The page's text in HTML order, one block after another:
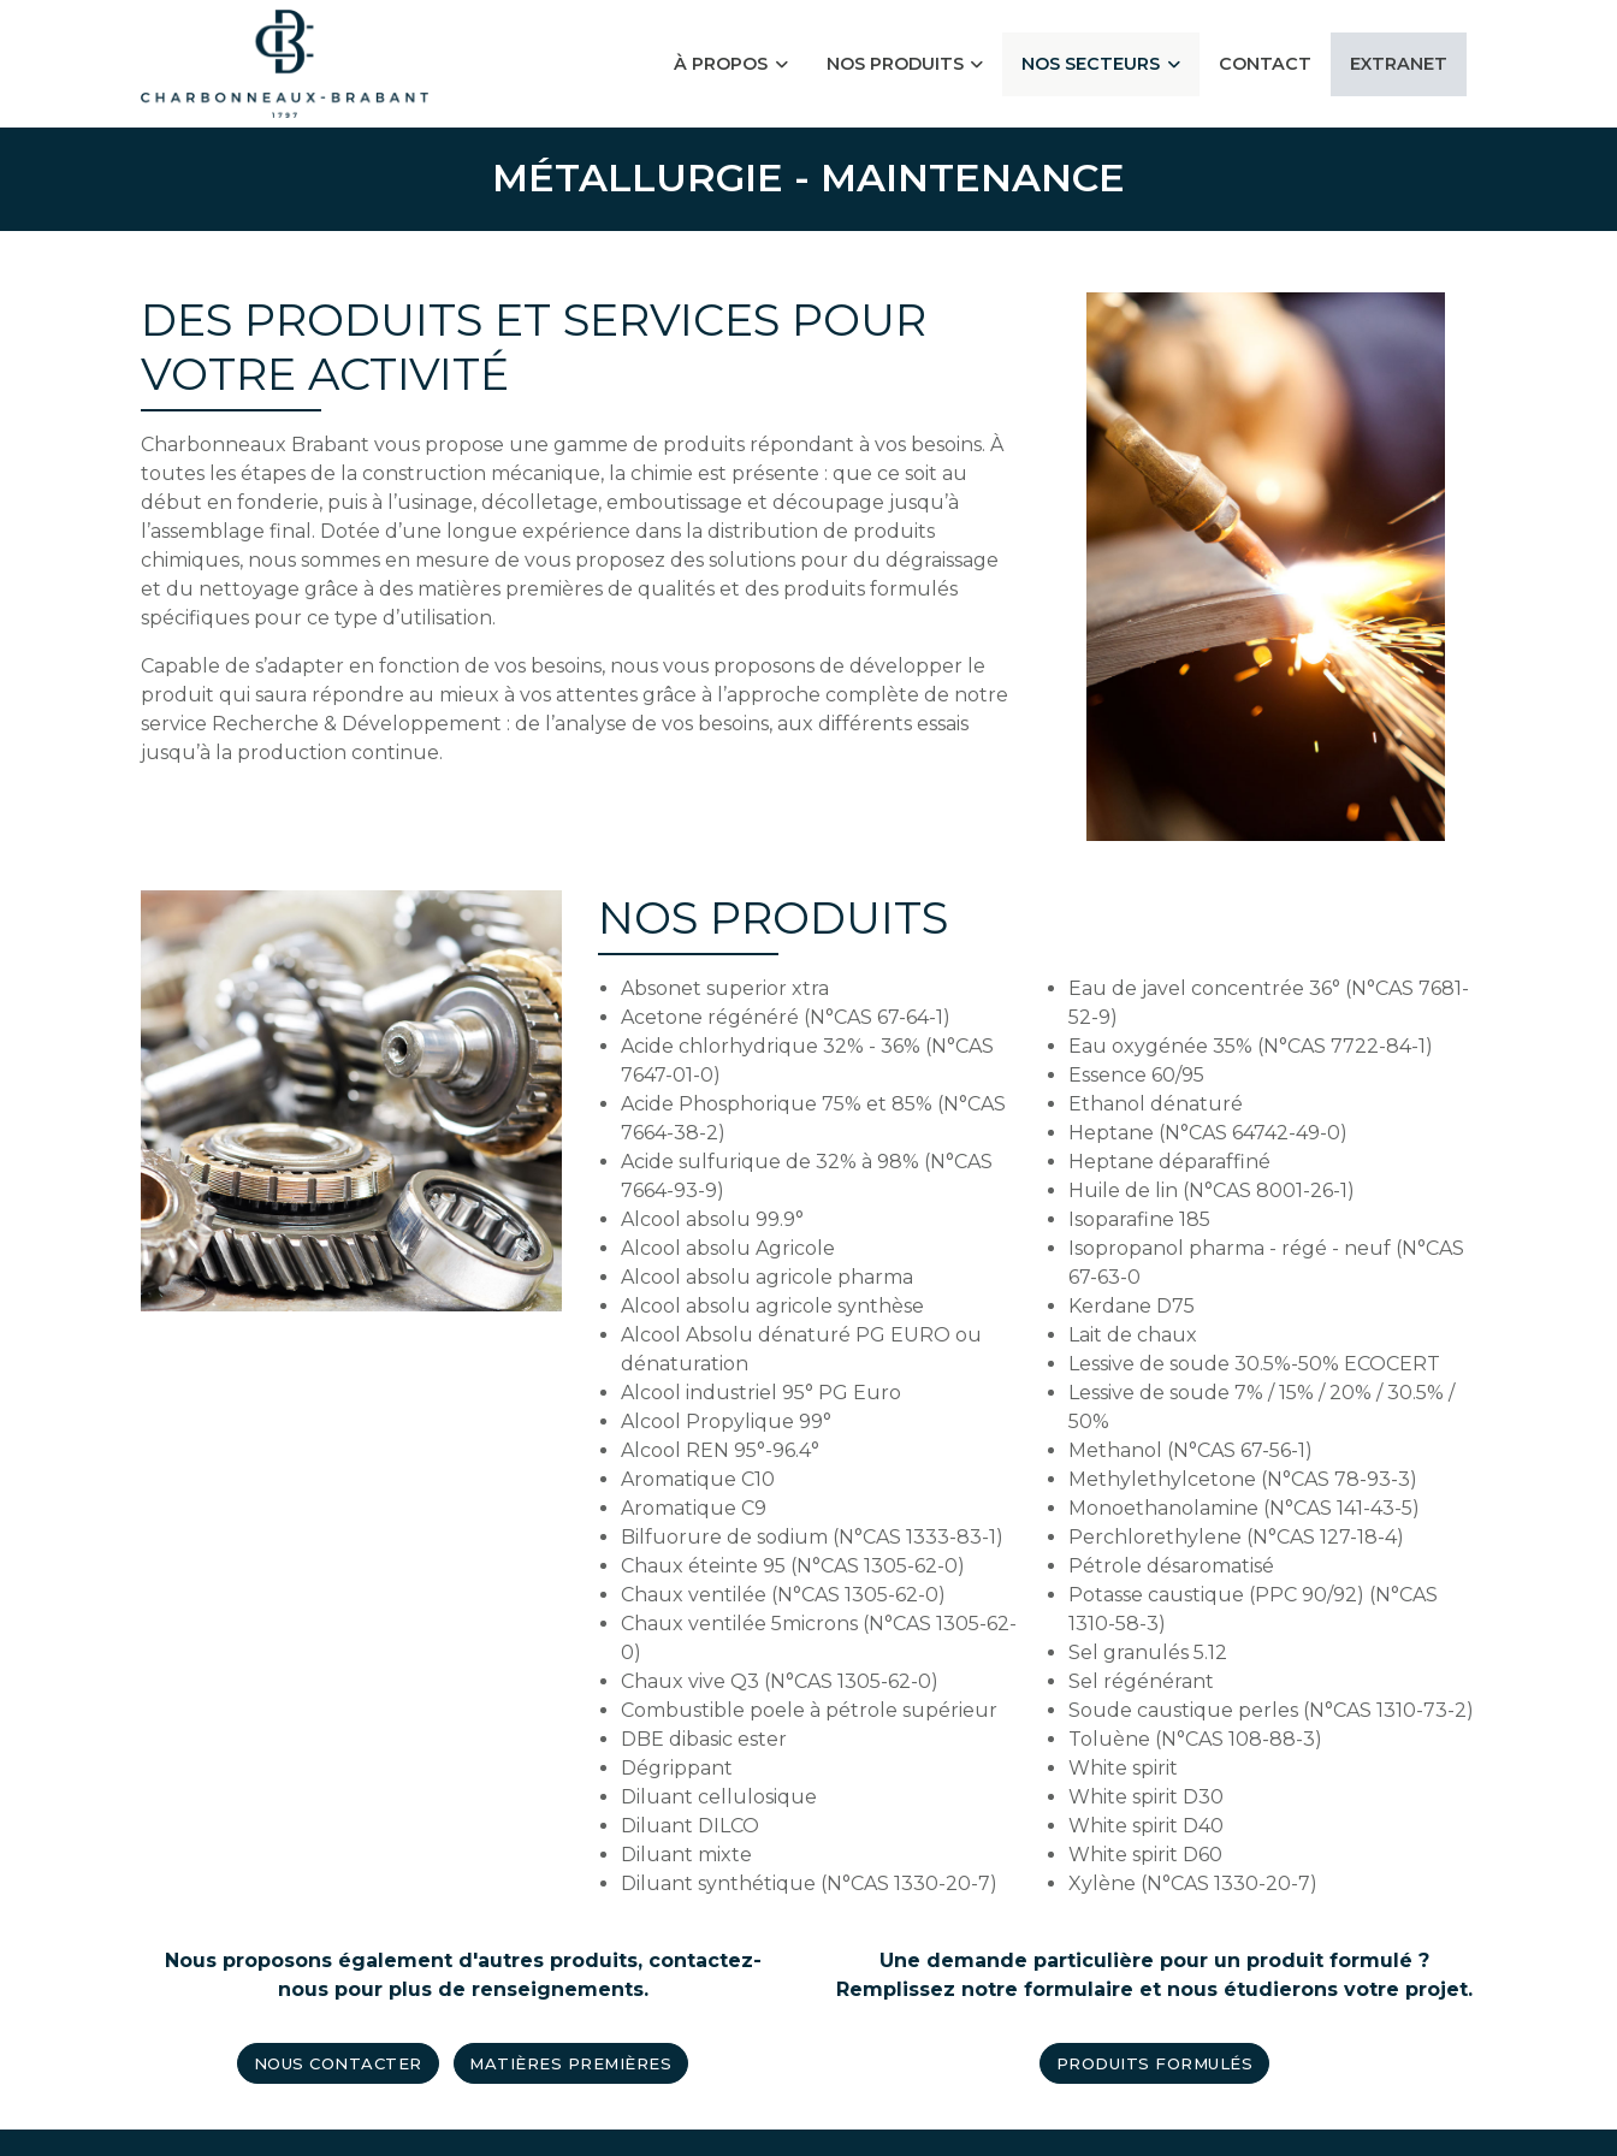
À PROPOS NOS PRODUITS NOS SECTEURS CONTACT EXTRANET
MÉTALLURGIE - MAINTENANCE
DES PRODUITS ET SERVICES POUR
VOTRE ACTIVITÉ
Charbonneaux Brabant vous propose une gamme de produits répondant à vos besoins. À
toutes les étapes de la construction mécanique, la chimie est présente : que ce soit au
début en fonderie, puis à l’usinage, décolletage, emboutissage et découpage jusqu’à
l’assemblage final. Dotée d’une longue expérience dans la distribution de produits
chimiques, nous sommes en mesure de vous proposez des solutions pour du dégraissage
et du nettoyage grâce à des matières premières de qualités et des produits formulés
spécifiques pour ce type d’utilisation.
Capable de s’adapter en fonction de vos besoins, nous vous proposons de développer le
produit qui saura répondre au mieux à vos attentes grâce à l’approche complète de notre
service Recherche & Développement : de l’analyse de vos besoins, aux différents essais
jusqu’à la production continue.
NOS PRODUITS
Absonet superior xtra
Acetone régénéré (N°CAS 67-64-1)
Acide chlorhydrique 32% - 36% (N°CAS
7647-01-0)
Acide Phosphorique 75% et 85% (N°CAS
7664-38-2)
Acide sulfurique de 32% à 98% (N°CAS
7664-93-9)
Alcool absolu 99.9°
Alcool absolu Agricole
Alcool absolu agricole pharma
Alcool absolu agricole synthèse
Alcool Absolu dénaturé PG EURO ou
dénaturation
Alcool industriel 95° PG Euro
Alcool Propylique 99°
Alcool REN 95°-96.4°
Aromatique C10
Aromatique C9
Bilfuorure de sodium (N°CAS 1333-83-1)
Chaux éteinte 95 (N°CAS 1305-62-0)
Chaux ventilée (N°CAS 1305-62-0)
Chaux ventilée 5microns (N°CAS 1305-62-
0)
Chaux vive Q3 (N°CAS 1305-62-0)
Combustible poele à pétrole supérieur
DBE dibasic ester
Dégrippant
Diluant cellulosique
Diluant DILCO
Diluant mixte
Diluant synthétique (N°CAS 1330-20-7)
Eau de javel concentrée 36° (N°CAS 7681-
52-9)
Eau oxygénée 35% (N°CAS 7722-84-1)
Essence 60/95
Ethanol dénaturé
Heptane (N°CAS 64742-49-0)
Heptane déparaffiné
Huile de lin (N°CAS 8001-26-1)
Isoparafine 185
Isopropanol pharma - régé - neuf (N°CAS
67-63-0
Kerdane D75
Lait de chaux
Lessive de soude 30.5%-50% ECOCERT
Lessive de soude 7% / 15% / 20% / 30.5% /
50%
Methanol (N°CAS 67-56-1)
Methylethylcetone (N°CAS 78-93-3)
Monoethanolamine (N°CAS 141-43-5)
Perchlorethylene (N°CAS 127-18-4)
Pétrole désaromatisé
Potasse caustique (PPC 90/92) (N°CAS
1310-58-3)
Sel granulés 5.12
Sel régénérant
Soude caustique perles (N°CAS 1310-73-2)
Toluène (N°CAS 108-88-3)
White spirit
White spirit D30
White spirit D40
White spirit D60
Xylène (N°CAS 1330-20-7)
Nous proposons également d'autres produits, contactez-
nous pour plus de renseignements.
NOUS CONTACTER MATIÈRES PREMIÈRES
Une demande particulière pour un produit formulé ?
Remplissez notre formulaire et nous étudierons votre projet.
PRODUITS FORMULÉS